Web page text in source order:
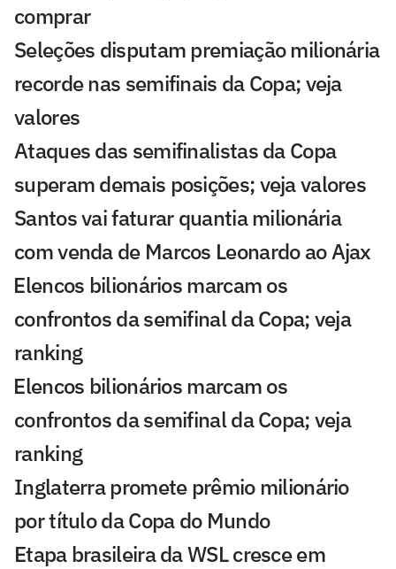
comprar
Seleções disputam premiação milionária
recorde nas semifinais da Copa; veja
valores
Ataques das semifinalistas da Copa
superam demais posições; veja valores
Santos vai faturar quantia milionária
com venda de Marcos Leonardo ao Ajax
⁠Elencos bilionários marcam os
confrontos da semifinal da Copa; veja
ranking
⁠Elencos bilionários marcam os
confrontos da semifinal da Copa; veja
ranking
Inglaterra promete prêmio milionário
por título da Copa do Mundo
Etapa brasileira da WSL cresce em